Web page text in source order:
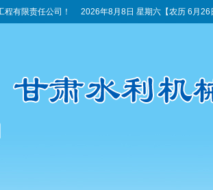
程有限责任公司！ 2026年8月8日 星期六 【农历 6月26